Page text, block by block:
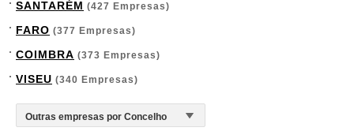
SANTARÉM (427 Empresas)
FARO (377 Empresas)
COIMBRA (373 Empresas)
VISEU (340 Empresas)